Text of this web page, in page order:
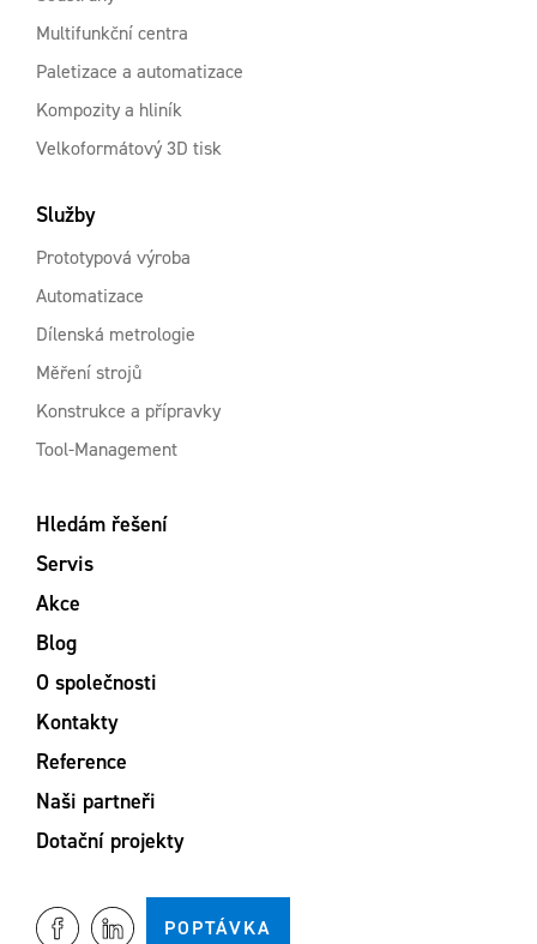
Multifunkční centra
Paletizace a automatizace
Kompozity a hliník
Velkoformátový 3D tisk
Služby
Prototypová výroba
Automatizace
Dílenská metrologie
Měření strojů
Konstrukce a přípravky
Tool-Management
Hledám řešení
Servis
Akce
Blog
O společnosti
Kontakty
Reference
Naši partneři
Dotační projekty
POPTÁVKA